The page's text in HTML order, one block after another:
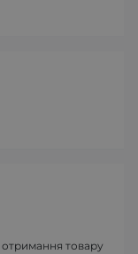
товару